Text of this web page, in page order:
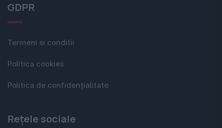
GDPR
Termeni si conditii
Politica cookies
Politica de confidențialitate
Rețele sociale